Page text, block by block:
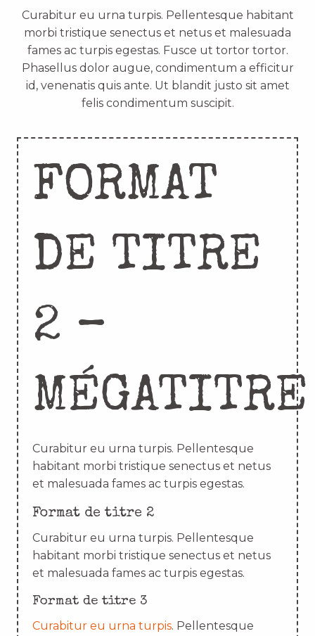
Curabitur eu urna turpis. Pellentesque habitant
morbi tristique senectus et netus et malesuada
fames ac turpis egestas. Fusce ut tortor tortor.
Phasellus dolor augue, condimentum a efficitur
id, venenatis quis ante. Ut blandit justo sit amet
felis condimentum suscipit.
FORMAT
DE TITRE
2 –
MÉGATITRE
Curabitur eu urna turpis. Pellentesque
habitant morbi tristique senectus et netus
et malesuada fames ac turpis egestas.
Format de titre 2
Curabitur eu urna turpis. Pellentesque
habitant morbi tristique senectus et netus
et malesuada fames ac turpis egestas.
Format de titre 3
Curabitur eu urna turpis. Pellentesque